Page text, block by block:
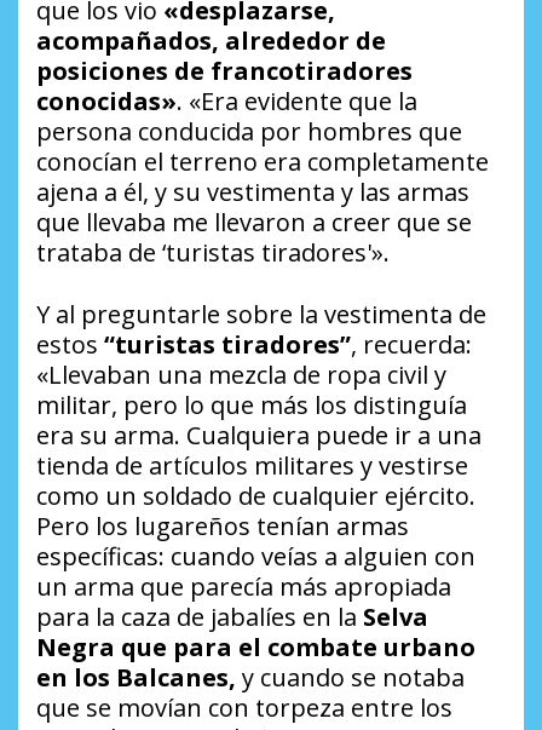
que los vio «desplazarse,
acompañados, alrededor de
posiciones de francotiradores
conocidas». «Era evidente que la
persona conducida por hombres que
conocían el terreno era completamente
ajena a él, y su vestimenta y las armas
que llevaba me llevaron a creer que se
trataba de ‘turistas tiradores'».
Y al preguntarle sobre la vestimenta de
estos “turistas tiradores”, recuerda:
«Llevaban una mezcla de ropa civil y
militar, pero lo que más los distinguía
era su arma. Cualquiera puede ir a una
tienda de artículos militares y vestirse
como un soldado de cualquier ejército.
Pero los lugareños tenían armas
específicas: cuando veías a alguien con
un arma que parecía más apropiada
para la caza de jabalíes en la Selva
Negra que para el combate urbano
en los Balcanes, y cuando se notaba
que se movían con torpeza entre los